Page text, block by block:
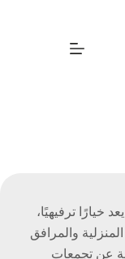
خيارًا ترفيهيًا،
والمرافق
عن تجمعات